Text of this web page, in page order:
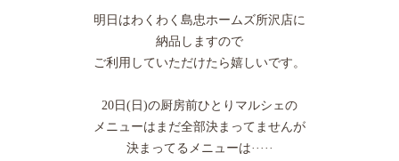
明日はわくわく島忠ホームズ所沢店に
納品しますので
ご利用していただけたら嬉しいです。
20日(日)の厨房前ひとりマルシェの
メニューはまだ全部決まってませんが
決まってるメニューは·····